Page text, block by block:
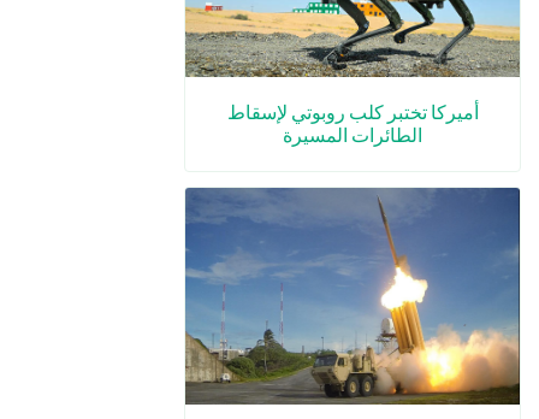
أميركا تختبر كلب روبوتي لإسقاط
الطائرات المسيرة